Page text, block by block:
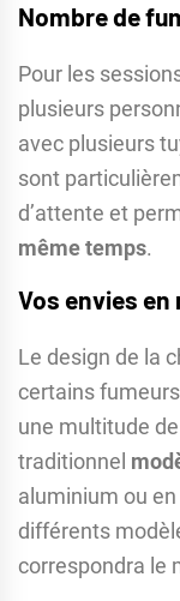
Nombre de
Pour les
plusieurs
avec plusieurs
sont
d’attente et
même temps.
Vos envies
Le design de la
certains
une multitude
traditionnel
aluminium ou
différents
correspondra le